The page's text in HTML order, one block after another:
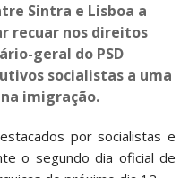
Sintra e Lisboa a
recuar nos direitos
geral do PSD
socialistas a uma
imigração.
por socialistas e
o segundo dia oficial de